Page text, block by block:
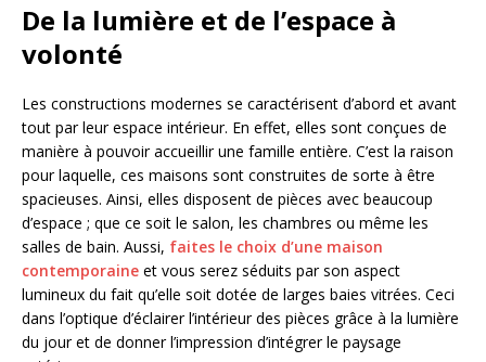
De la lumière et de l’espace à
volonté
Les constructions modernes se caractérisent d’abord et avant
tout par leur espace intérieur. En effet, elles sont conçues de
manière à pouvoir accueillir une famille entière. C’est la raison
pour laquelle, ces maisons sont construites de sorte à être
spacieuses. Ainsi, elles disposent de pièces avec beaucoup
d’espace ; que ce soit le salon, les chambres ou même les
salles de bain. Aussi, faites le choix d’une maison
contemporaine et vous serez séduits par son aspect
lumineux du fait qu’elle soit dotée de larges baies vitrées. Ceci
dans l’optique d’éclairer l’intérieur des pièces grâce à la lumière
du jour et de donner l’impression d’intégrer le paysage